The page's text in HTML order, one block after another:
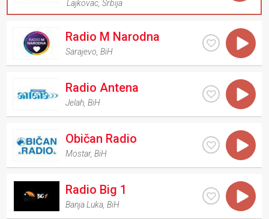
Lajkovac ,Srbija
Radio M Narodna
Sarajevo ,BiH
Radio Antena
Jelah ,BiH
Običan Radio
Mostar,BiH
Radio Big 1
Banja Luka ,BiH